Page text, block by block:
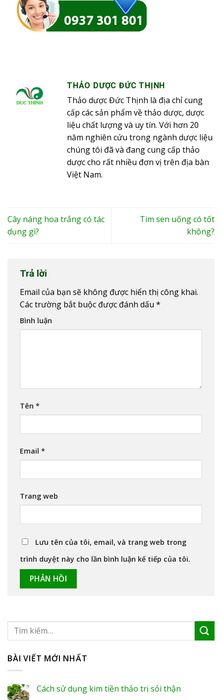
THẢO DƯỢC ĐỨC THỊNH
Thảo dược Đức Thịnh là địa chỉ cung
cấp các sản phẩm về thảo dược, dược
liệu chất lượng và uy tín. Với hơn 20
năm nghiên cứu trong ngành dược liệu
chúng tôi đã và đang cung cấp thảo
dược cho rất nhiều đơn vị trên địa bàn
Việt Nam.
Cây náng hoa trắng có tác
dụng gì?
Tim sen uống có tốt
không?
Trả lời
Email của bạn sẽ không được hiển thị công khai.
Các trường bắt buộc được đánh dấu *
Bình luận
Tên *
Email *
Trang web
Lưu tên của tôi, email, và trang web trong
trình duyệt này cho lần bình luận kế tiếp của tôi.
BÀI VIẾT MỚI NHẤT
Cách sử dụng kim tiền thảo trị sỏi thận